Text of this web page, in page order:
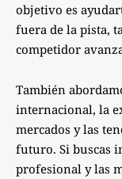
objetivo es
fuera de la pista,
competidor
También
internacional, la
mercados y las
futuro. Si buscas
profesional y las